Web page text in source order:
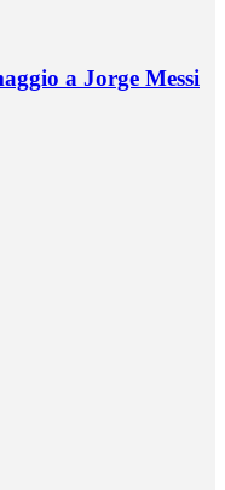
a Jorge Messi